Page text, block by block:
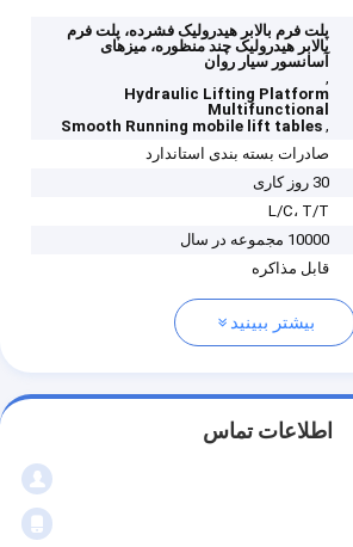
پلت فرم بالابر هیدرولیک فشرده، پلت فرم
بالابر هیدرولیک چند منظوره، میزهای
آسانسور سیار روان
,
Hydraulic Lifting Platform
Multifunctional
,
Smooth Running mobile lift tables
صادرات بسته بندی استاندارد
30 روز کاری
L/C، T/T
10000 مجموعه در سال
قابل مذاکره
بیشتر ببینید
اطلاعات تماس